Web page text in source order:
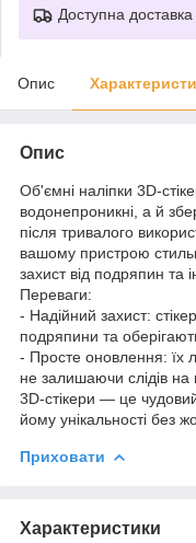
Доступна доставка
Опис
Опис
Об'ємні наліпки 3D-
водонепроникні, а й
після тривалого
вашому пристрою
захист від подряпин та
Переваги:
- Надійний захист:
подряпини та
- Просте оновлення: їх
не залишаючи слідів на
3D-стікери — це
йому унікальності без
Приховати
Характеристики